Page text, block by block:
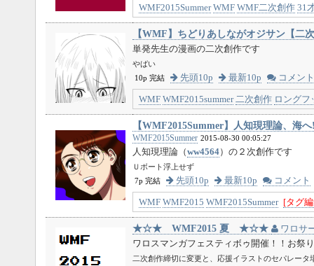
WMF2015Summer WMF WMF二次創作 31
【WMF】ちどりあしながオジサン【二
単発先生の漫画の二次創作です
やばい
10p 完結
先頭10p 最新10p コメント
WMF WMF2015summer 二次創作 ロングフ
【WMF2015Summer】人知現理論、海
WMF2015Summer 2015-08-30 00:05:27
人知現理論（ww4564）の２次創作です
Ｕボート浮上せず
7p 完結
先頭10p 最新10p コメント
WMF WMF2015 WMF2015Summer [タグ
★☆★ WMF2015 夏 ★☆★
ワロサ
ワロスマンガフェスティボゥ開催！！お祭
二次創作締切に変更と、応援イラストのセパレー